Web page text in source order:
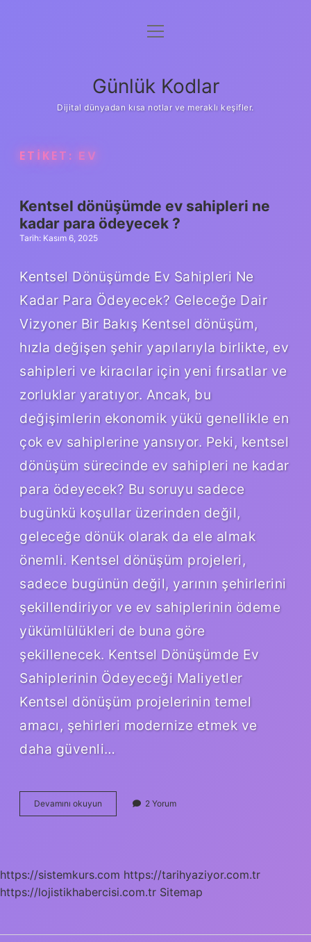
Anasayfa
Yasal Uyarı
menüyü
Günlük Kodlar
Dijital dünyadan kısa notlar ve meraklı keşifler.
ETIKET: EV
Kentsel dönüşümde ev sahipleri ne
kadar para ödeyecek ?
Tarih: Kasım 6, 2025
Kentsel Dönüşümde Ev Sahipleri Ne
Kadar Para Ödeyecek? Geleceğe Dair
Vizyoner Bir Bakış Kentsel dönüşüm,
hızla değişen şehir yapılarıyla birlikte, ev
sahipleri ve kiracılar için yeni fırsatlar ve
zorluklar yaratıyor. Ancak, bu
değişimlerin ekonomik yükü genellikle en
çok ev sahiplerine yansıyor. Peki, kentsel
dönüşüm sürecinde ev sahipleri ne kadar
para ödeyecek? Bu soruyu sadece
bugünkü koşullar üzerinden değil,
geleceğe dönük olarak da ele almak
önemli. Kentsel dönüşüm projeleri,
sadece bugünün değil, yarının şehirlerini
şekillendiriyor ve ev sahiplerinin ödeme
yükümlülükleri de buna göre
şekillenecek. Kentsel Dönüşümde Ev
Sahiplerinin Ödeyeceği Maliyetler
Kentsel dönüşüm projelerinin temel
amacı, şehirleri modernize etmek ve
daha güvenli…
Devamını okuyun
dönüşümde
para
ödeyecek
2 Yorum
https://sistemkurs.com https://tarihyaziyor.com.tr
https://lojistikhabercisi.com.tr Sitemap